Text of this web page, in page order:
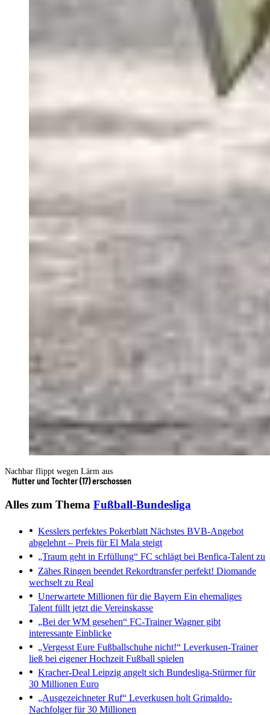
Nachbar flippt wegen Lärm aus
Mutter und Tochter (17) erschossen
Alles zum Thema Fußball-Bundesliga
Kesslers perfektes Pokerblatt Nächstes BVB-Angebot
abgelehnt – Preis für El Mala steigt
„Traum geht in Erfüllung“ FC schlägt bei Benfica-Talent zu
Zähes Ringen beendet Rekordtransfer perfekt! Diomande
wechselt zu Real
Unerwartete Millionen für die Bayern Ein ehemaliges
Talent füllt jetzt die Vereinskasse
„Bei der WM gesehen“ FC-Trainer Wagner gibt
interessante Einblicke
„Vergesst Eure Fußballschuhe nicht!“ Leverkusen-Trainer
ließ bei eigener Hochzeit Fußball spielen
Kracher-Deal Leipzig angelt sich Bundesliga-Stürmer für
30 Millionen Euro
„Ausgezeichneter Ruf“ Leverkusen holt Grimaldo-
Nachfolger für 30 Millionen